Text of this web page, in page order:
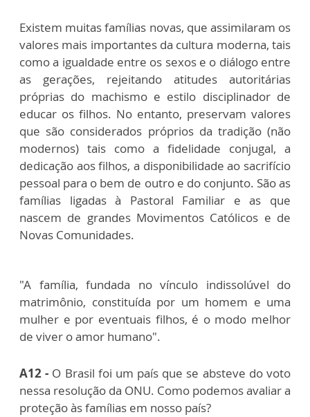
Existem muitas famílias novas, que assimilaram os
valores mais importantes da cultura moderna, tais
como a igualdade entre os sexos e o diálogo entre
as gerações, rejeitando atitudes autoritárias
próprias do machismo e estilo disciplinador de
educar os filhos. No entanto, preservam valores
que são considerados próprios da tradição (não
modernos) tais como a fidelidade conjugal, a
dedicação aos filhos, a disponibilidade ao sacrifício
pessoal para o bem de outro e do conjunto. São as
famílias ligadas à Pastoral Familiar e as que
nascem de grandes Movimentos Católicos e de
Novas Comunidades.
"A família, fundada no vínculo indissolúvel do
matrimônio, constituída por um homem e uma
mulher e por eventuais filhos, é o modo melhor
de viver o amor humano".
A12 - O Brasil foi um país que se absteve do voto
nessa resolução da ONU. Como podemos avaliar a
proteção às famílias em nosso país?